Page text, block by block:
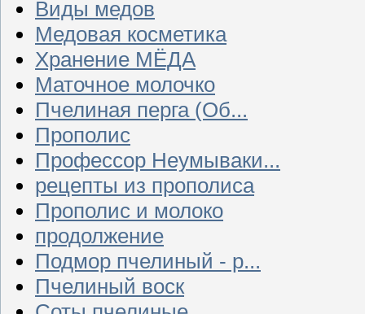
Виды медов
Медовая косметика
Хранение МЁДА
Маточное молочко
Пчелиная перга (Об...
Прополис
Профессор Неумываки...
рецепты из прополиса
Прополис и молоко
продолжение
Подмор пчелиный - р...
Пчелиный воск